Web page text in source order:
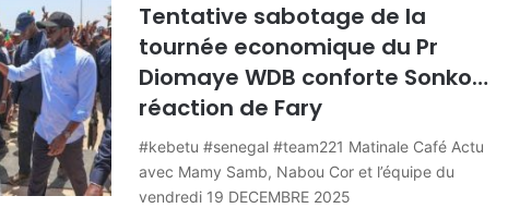
Tentative sabotage de la
tournée economique du Pr
Diomaye WDB conforte Sonko…
réaction de Fary
#kebetu #senegal #team221 Matinale Café Actu
avec Mamy Samb, Nabou Cor et l’équipe du
vendredi 19 DECEMBRE 2025